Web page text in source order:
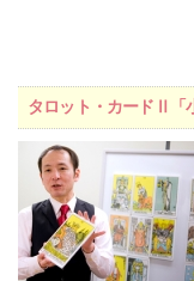
タロット・カードⅡ「